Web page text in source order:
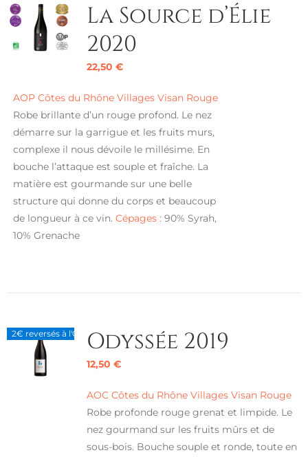
La Source d’Élie
2020
22,50 €
AOP Côtes du Rhône Villages Visan Rouge
Robe brillante d’un rouge profond. Le nez
démarre sur la garrigue et les fruits murs,
complexe il nous dévoile le millésime. En
bouche l’attaque est souple et fraîche. La
matière est gourmande sur une belle
structure qui donne du corps et beaucoup
de longueur à ce vin. Cépages : 90% Syrah,
10% Grenache
2€ reversés à l'ONG PURE OCEANOdyssée 2019
12,50 €
AOC Côtes du Rhône Villages Visan Rouge
Robe profonde rouge grenat et limpide. Le
nez gourmand sur les fruits mûrs et de
sous-bois. Bouche souple et ronde, toute en